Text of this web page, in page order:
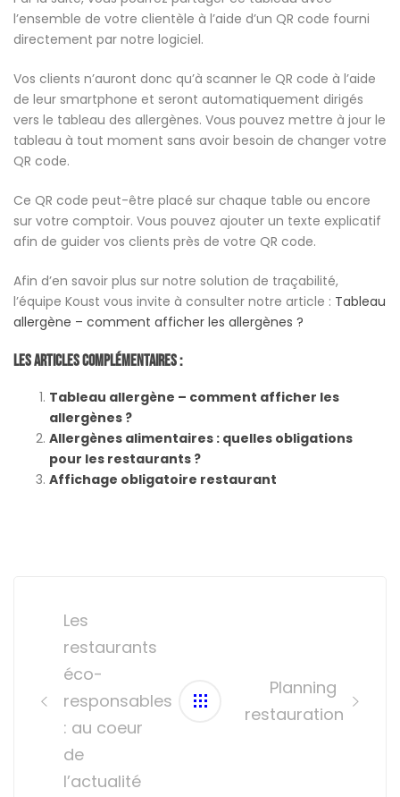
l’ensemble de votre clientèle à l’aide d’un QR code fourni
directement par notre logiciel.
Vos clients n’auront donc qu’à scanner le QR code à l’aide
de leur smartphone et seront automatiquement dirigés
vers le tableau des allergènes. Vous pouvez mettre à jour le
tableau à tout moment sans avoir besoin de changer votre
QR code.
Ce QR code peut-être placé sur chaque table ou encore
sur votre comptoir. Vous pouvez ​​ajouter un texte explicatif
afin de guider vos clients près de votre QR code.
Afin d’en savoir plus sur notre solution de traçabilité,
l’équipe Koust vous invite à consulter notre article : Tableau
allergène – comment afficher les allergènes ?
Les Articles Complémentaires :
Tableau allergène – comment afficher les
allergènes ?
Allergènes alimentaires : quelles obligations
pour les restaurants ?
Affichage obligatoire restaurant
navigation
Les
restaurants
éco-
responsables
: au coeur
de
l’actualité
Planning
restauration